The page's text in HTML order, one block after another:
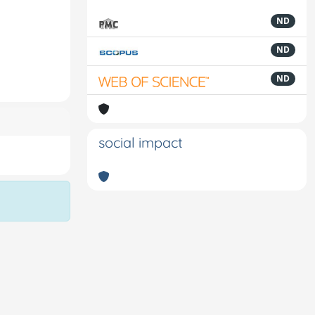
ND
ND
ND
social impact